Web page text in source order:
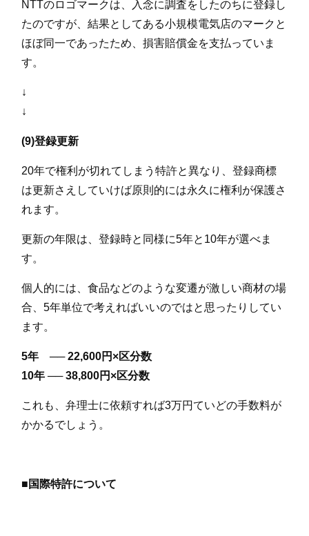
NTTのロゴマークは、入念に調査をしたのちに登録し
たのですが、結果としてある小規模電気店のマークと
ほぼ同一であったため、損害賠償金を支払っていま
す。
↓
↓
(9)登録更新
20年で権利が切れてしまう特許と異なり、登録商標
は更新さえしていけば原則的には永久に権利が保護さ
れます。
更新の年限は、登録時と同様に5年と10年が選べま
す。
個人的には、食品などのような変遷が激しい商材の場
合、5年単位で考えればいいのではと思ったりしてい
ます。
5年 ── 22,600円×区分数
10年 ── 38,800円×区分数
これも、弁理士に依頼すれば3万円ていどの手数料が
かかるでしょう。
■国際特許について